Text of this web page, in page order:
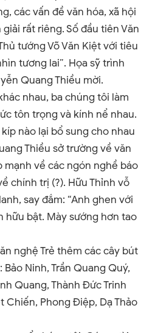
các vấn đề văn hóa, xã hội
rất riêng. Số đầu tiên Văn
tướng Võ Văn Kiệt với tiêu
tương lai”. Họa sỹ trình
Quang Thiều mời.
nhau, ba chúng tôi làm
tôn trọng và kính nể nhau.
nào lại bổ sung cho nhau
Thiều sở trường về văn
mạnh về các ngón nghề báo
chính trị (?). Hữu Thỉnh vỗ
say đắm: “Anh ghen với
hữu bật. Mày sướng hơn tao
nghệ Trẻ thêm các cây bút
Ninh, Trần Quang Quý,
Quang, Thành Đức Trinh
Chiến, Phong Điệp, Dạ Thảo